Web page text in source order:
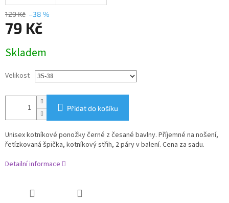
129 Kč –38 %
79 Kč
cena:
Skladem
Velikost
Přidat do košíku
Unisex kotníkové ponožky černé z česané bavlny. Příjemné na nošení,
řetízkovaná špička, kotníkový střih, 2 páry v balení. Cena za sadu.
Detailní informace